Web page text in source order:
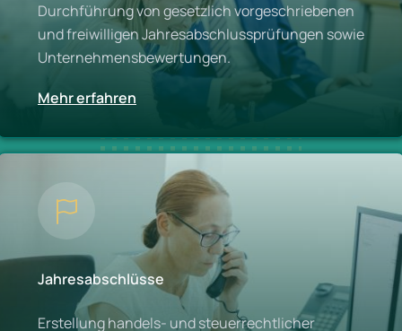
Durchführung von gesetzlich vorgeschriebenen
und freiwilligen Jahresabschlussprüfungen sowie
Unternehmensbewertungen.
Mehr erfahren
Jahresabschlüsse
Erstellung handels- und steuerrechtlicher